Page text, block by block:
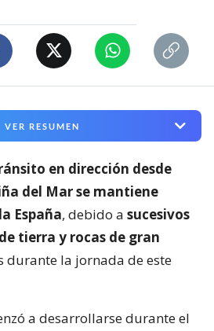
VER RESUMEN
en dirección desde
del Mar se mantiene
España, debido a sucesivos
tierra y rocas de gran
durante la jornada de este
a desarrollarse durante el